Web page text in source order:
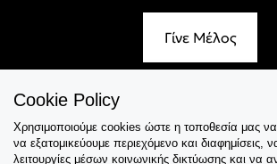
Γίνε Μέλος
Εξυπηρέτηση
Cookie Policy
Χρησιμοποιούμε cookies ώστε η τοποθεσία μας να
να εξατομικεύουμε περιεχόμενο και διαφημίσεις,
λειτουργίες μέσων κοινωνικής δικτύωσης και να